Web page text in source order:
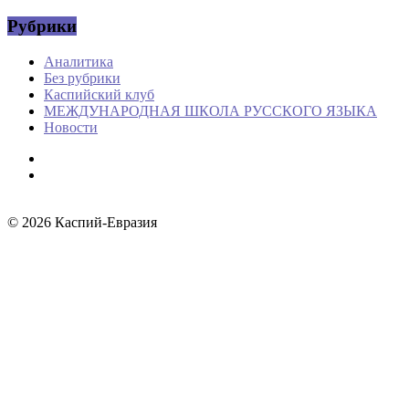
Рубрики
Аналитика
Без рубрики
Каспийский клуб
МЕЖДУНАРОДНАЯ ШКОЛА РУССКОГО ЯЗЫКА
Новости
© 2026 Каспий-Евразия